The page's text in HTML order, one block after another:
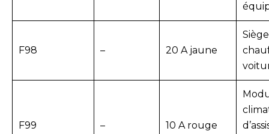
F98 – 20 A jaune
F99 – 10 A rouge